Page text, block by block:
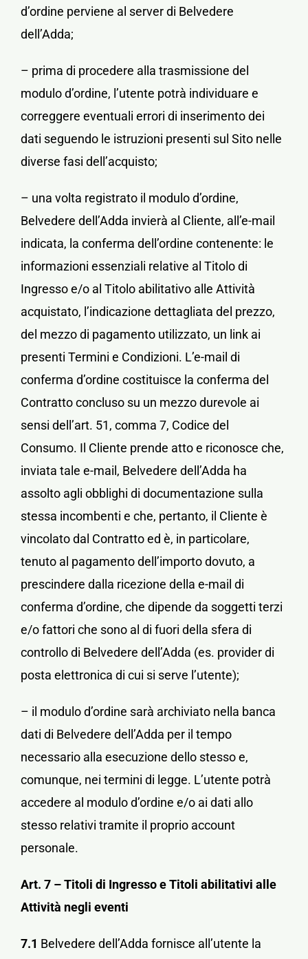
d’ordine perviene al server di Belvedere
dell’Adda;
– prima di procedere alla trasmissione del
modulo d’ordine, l’utente potrà individuare e
correggere eventuali errori di inserimento dei
dati seguendo le istruzioni presenti sul Sito nelle
diverse fasi dell’acquisto;
– una volta registrato il modulo d’ordine,
Belvedere dell’Adda invierà al Cliente, all’e-mail
indicata, la conferma dell’ordine contenente: le
informazioni essenziali relative al Titolo di
Ingresso e/o al Titolo abilitativo alle Attività
acquistato, l’indicazione dettagliata del prezzo,
del mezzo di pagamento utilizzato, un link ai
presenti Termini e Condizioni. L’e-mail di
conferma d’ordine costituisce la conferma del
Contratto concluso su un mezzo durevole ai
sensi dell’art. 51, comma 7, Codice del
Consumo. Il Cliente prende atto e riconosce che,
inviata tale e-mail, Belvedere dell’Adda ha
assolto agli obblighi di documentazione sulla
stessa incombenti e che, pertanto, il Cliente è
vincolato dal Contratto ed è, in particolare,
tenuto al pagamento dell’importo dovuto, a
prescindere dalla ricezione della e-mail di
conferma d’ordine, che dipende da soggetti terzi
e/o fattori che sono al di fuori della sfera di
controllo di Belvedere dell’Adda (es. provider di
posta elettronica di cui si serve l’utente);
– il modulo d’ordine sarà archiviato nella banca
dati di Belvedere dell’Adda per il tempo
necessario alla esecuzione dello stesso e,
comunque, nei termini di legge. L’utente potrà
accedere al modulo d’ordine e/o ai dati allo
stesso relativi tramite il proprio account
personale.
Art. 7 – Titoli di Ingresso e Titoli abilitativi alle
Attività negli eventi
7.1 Belvedere dell’Adda fornisce all’utente la